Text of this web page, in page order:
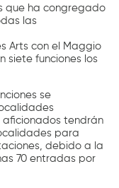
que ha congregado
las
Arts con el Maggio
siete funciones los
se
aficionados tendrán
para
debido a la
70 entradas por